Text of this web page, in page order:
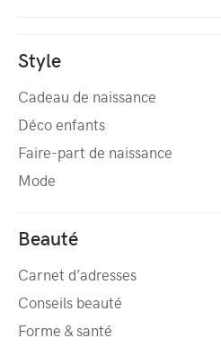
Style
Cadeau de naissance
Déco enfants
Faire-part de naissance
Mode
Beauté
Carnet d’adresses
Conseils beauté
Forme & santé